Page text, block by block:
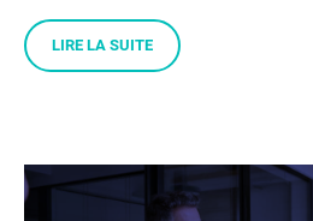
LIRE LA SUITE